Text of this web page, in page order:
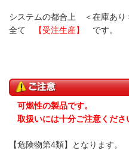
システムの都合上 ＜在庫あり
全て
【受注生産】 です。
可燃性の製品です。
取扱いには十分ご注意くださ
【危険物第4類】となります。